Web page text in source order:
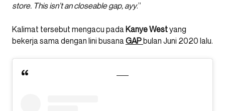
store. This isn’t an closeable gap, ayy.”
Kalimat tersebut mengacu pada Kanye Westyang
bekerja sama dengan lini busanaGAPbulan Juni 2020 lalu.